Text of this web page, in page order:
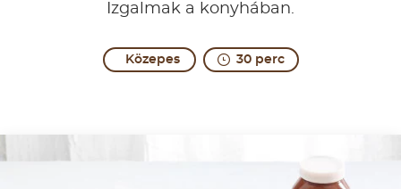
Izgalmak a konyhában.
Közepes 30 perc